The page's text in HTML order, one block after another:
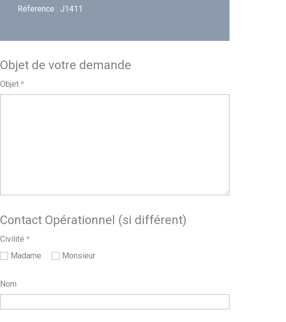
Réference : J1411
Objet de votre demande
Objet *
Contact Opérationnel (si différent)
Civilité *
Madame
Monsieur
Nom